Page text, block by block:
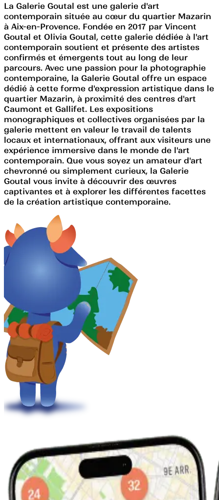
La Galerie Goutal est une galerie d'art
contemporain située au cœur du quartier Mazarin
à Aix-en-Provence. Fondée en 2017 par Vincent
Goutal et Olivia Goutal, cette galerie dédiée à l'art
contemporain soutient et présente des artistes
confirmés et émergents tout au long de leur
parcours. Avec une passion pour la photographie
contemporaine, la Galerie Goutal offre un espace
dédié à cette forme d'expression artistique dans le
quartier Mazarin, à proximité des centres d'art
Caumont et Gallifet. Les expositions
monographiques et collectives organisées par la
galerie mettent en valeur le travail de talents
locaux et internationaux, offrant aux visiteurs une
expérience immersive dans le monde de l'art
contemporain. Que vous soyez un amateur d'art
chevronné ou simplement curieux, la Galerie
Goutal vous invite à découvrir des œuvres
captivantes et à explorer les différentes facettes
de la création artistique contemporaine.